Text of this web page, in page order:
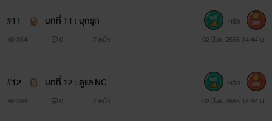
#11 บทที่ 11 : บุกรุก
364 0 7 หน้า 02 มี.ค. 2565 14:44 น.
หรือ 300
#12 บทที่ 12 : ดูแล NC
364 0 7 หน้า 02 มี.ค. 2565 14:44 น.
หรือ 300